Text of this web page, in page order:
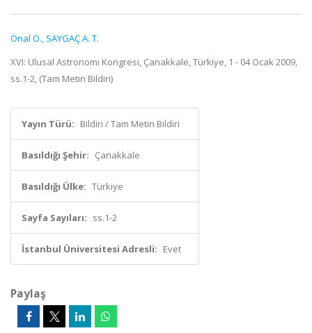
Önal Ö., SAYGAÇ A. T.
XVI: Ulusal Astronomi Kongresi, Çanakkale, Türkiye, 1 - 04 Ocak 2009,
ss.1-2, (Tam Metin Bildiri)
Yayın Türü: Bildiri / Tam Metin Bildiri
Basıldığı Şehir: Çanakkale
Basıldığı Ülke: Türkiye
Sayfa Sayıları: ss.1-2
İstanbul Üniversitesi Adresli: Evet
Paylaş